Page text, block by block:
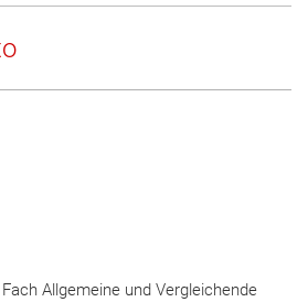
Allgemeine und Vergleichende